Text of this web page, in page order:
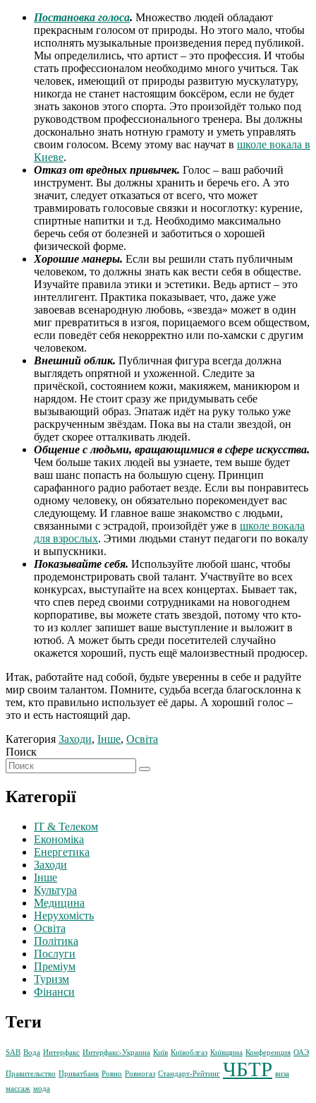
Постановка голоса. Множество людей обладают
прекрасным голосом от природы. Но этого мало, чтобы
исполнять музыкальные произведения перед публикой.
Мы определились, что артист – это профессия. И чтобы
стать профессионалом необходимо много учиться. Так
человек, имеющий от природы развитую мускулатуру,
никогда не станет настоящим боксёром, если не будет
знать законов этого спорта. Это произойдёт только под
руководством профессионального тренера. Вы должны
досконально знать нотную грамоту и уметь управлять
своим голосом. Всему этому вас научат в школе вокала в
Киеве.
Отказ от вредных привычек. Голос – ваш рабочий
инструмент. Вы должны хранить и беречь его. А это
значит, следует отказаться от всего, что может
травмировать голосовые связки и носоглотку: курение,
спиртные напитки и т.д. Необходимо максимально
беречь себя от болезней и заботиться о хорошей
физической форме.
Хорошие манеры. Если вы решили стать публичным
человеком, то должны знать как вести себя в обществе.
Изучайте правила этики и эстетики. Ведь артист – это
интеллигент. Практика показывает, что, даже уже
завоевав всенародную любовь, «звезда» может в один
миг превратиться в изгоя, порицаемого всем обществом,
если поведёт себя некорректно или по-хамски с другим
человеком.
Внешний облик. Публичная фигура всегда должна
выглядеть опрятной и ухоженной. Следите за
причёской, состоянием кожи, макияжем, маникюром и
нарядом. Не стоит сразу же придумывать себе
вызывающий образ. Эпатаж идёт на руку только уже
раскрученным звёздам. Пока вы на стали звездой, он
будет скорее отталкивать людей.
Общение с людьми, вращающимися в сфере искусства.
Чем больше таких людей вы узнаете, тем выше будет
ваш шанс попасть на большую сцену. Принцип
сарафанного радио работает везде. Если вы понравитесь
одному человеку, он обязательно порекомендует вас
следующему. И главное ваше знакомство с людьми,
связанными с эстрадой, произойдёт уже в школе вокала
для взрослых. Этими людьми станут педагоги по вокалу
и выпускники.
Показывайте себя. Используйте любой шанс, чтобы
продемонстрировать свой талант. Участвуйте во всех
конкурсах, выступайте на всех концертах. Бывает так,
что спев перед своими сотрудниками на новогоднем
корпоративе, вы можете стать звездой, потому что кто-
то из коллег запишет ваше выступление и выложит в
ютюб. А может быть среди посетителей случайно
окажется хороший, пусть ещё малоизвестный продюсер.
Итак, работайте над собой, будьте уверенны в себе и радуйте
мир своим талантом. Помните, судьба всегда благосклонна к
тем, кто правильно использует её дары. А хороший голос –
это и есть настоящий дар.
Категория Заходи, Інше, Освіта
Поиск
Категорії
IT & Телеком
Економіка
Енергетика
Заходи
Інше
Культура
Медицина
Нерухомість
Освіта
Політика
Послуги
Преміум
Туризм
Фінанси
Теги
SAB Вода Интерфакс Интерфакс-Украина Київ Київоблгаз Київщина Конференция ОАЭ
Правительство Приватбанк Ровно Ровногаз Стандарт-Рейтинг ЧБТР виза
массаж мода